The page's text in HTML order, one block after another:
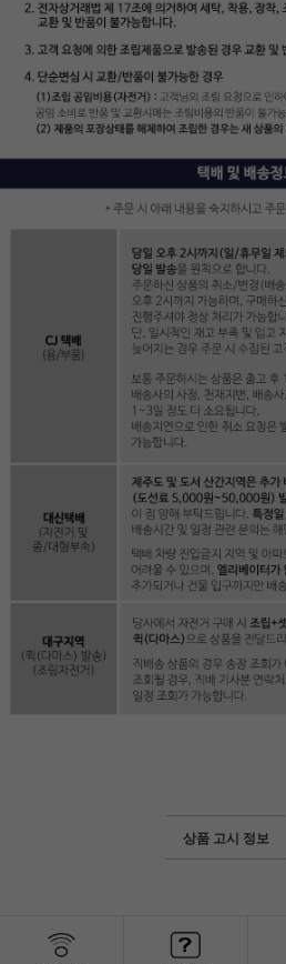
상품 고시 정보